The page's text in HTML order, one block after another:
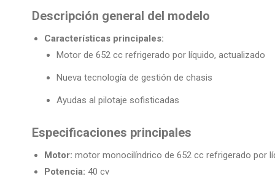
Descripción general del modelo
Características principales:
Motor de 652 cc refrigerado por líquido, actualizado
Nueva tecnología de gestión de chasis
Ayudas al pilotaje sofisticadas
Especificaciones principales
Motor: motor monocilíndrico de 652 cc refrigerado por
Potencia: 40 cv